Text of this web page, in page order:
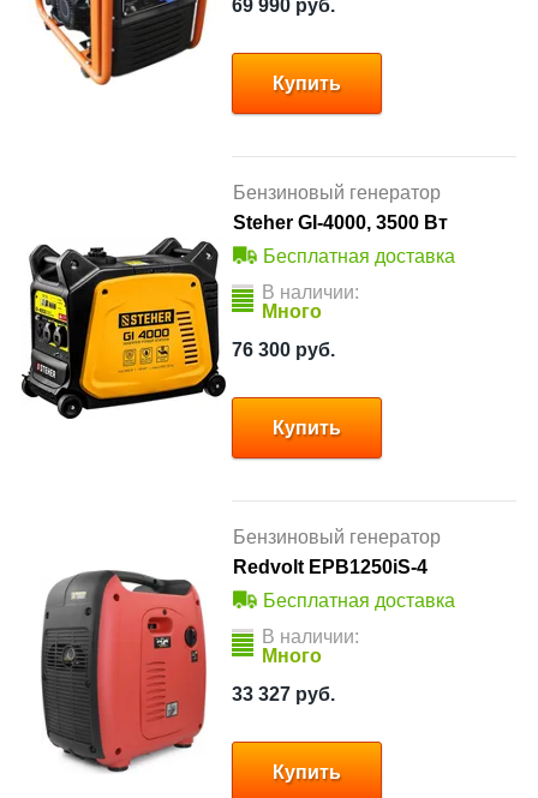
69 990 руб.
Купить
Бензиновый генератор
Steher GI-4000, 3500 Вт
Бесплатная доставка
В наличии:
Много
76 300 руб.
Купить
Бензиновый генератор
Redvolt EPB1250iS-4
Бесплатная доставка
В наличии:
Много
33 327 руб.
Купить